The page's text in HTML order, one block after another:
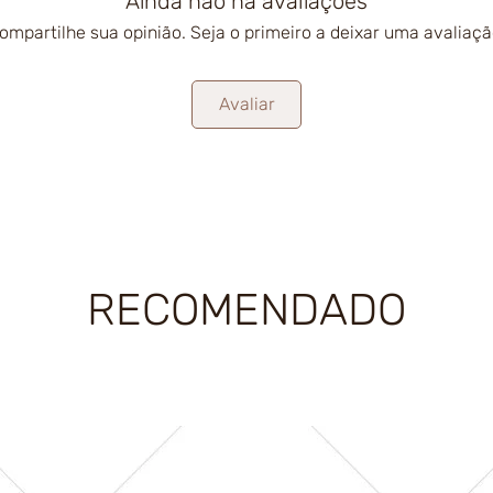
sua opinião. Seja o primeiro a deixar uma
Avaliar
RECOMENDADO